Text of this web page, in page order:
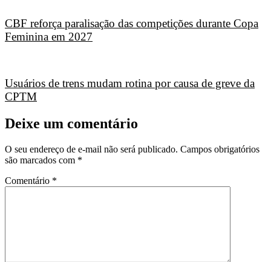
CBF reforça paralisação das competições durante Copa
Feminina em 2027
Usuários de trens mudam rotina por causa de greve da
CPTM
Deixe um comentário
O seu endereço de e-mail não será publicado. Campos obrigatórios
são marcados com *
Comentário *